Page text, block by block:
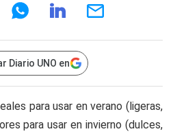
Diario UNO en
para usar en verano (ligeras,
para usar en invierno (dulces,